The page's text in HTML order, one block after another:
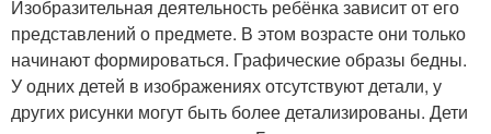
Изобразительная деятельность ребёнка зависит от его
представлений о предмете. В этом возрасте они только
начинают формироваться. Графические образы бедны.
У одних детей в изображениях отсутствуют детали, у
других рисунки могут быть более детализированы. Дети